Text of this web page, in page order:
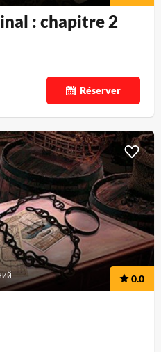
: chapitre 2
Réserver
0.0